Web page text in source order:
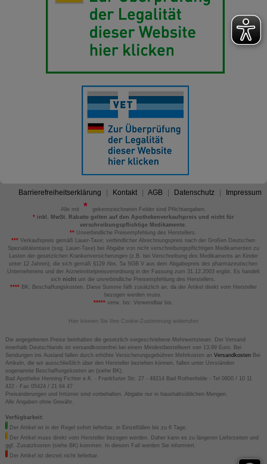
Barrierefreiheitserklärung Kontakt AGB Datenschutz Impressum
Alle mit
gekennzeichneten Felder sind Pflichtangaben.
*inkl. MwSt. Rabatte gelten auf den Apothekenverkaufspreis und nicht für
verschreibungspflichtige Medikamente.
** Unverbindliche Preisempfehlung des Herstellers.
*** Verkaufspreis gemäß Lauer-Taxe; verbindlicher Abrechnungspreis nach der Großen Deutschen
Spezialitätentaxe (sog. Lauer-Taxe) bei Abgabe von nicht verschreibungspflichtigen Medikamenten zu
Lasten der gesetzlichen Krankenversicherungen (z.B. bei Verschreibung des Medikaments an Kinder
unter 12 Jahren), die sich gemäß §129 Abs. 5a SGB V aus dem Abgabepreis des pharmazeutischen
Unternehmens und der Arzneimittelpreisverordnung in der Fassung zum 31.12.2003 ergibt. Es handelt
sich nicht um die unverbindliche Preisempfehlung des Herstellers.
****BK: Beschaffungskosten. Diese Summe fällt zusätzlich an, da der Artikel direkt vom Hersteller
bezogen werden muss.
*****verw. bis: Verwendbar bis.
Hier können Sie Ihre Cookie-Zustimmung widerrufen
Die angegebenen Preise beinhalten die gesetzlich vorgeschriebene Mehrwertsteuer. Der Versand
innerhalb Deutschlands ist versandkostenfrei bei einem Mindestbestellwert von 13,99 Euro. Bei
Sendungen ins Ausland fallen durch erhöhte Versicherungsgebühren Mehrkosten an VersandkostenBei
Artikeln, die wir ausschließlich über den Hersteller beziehen können, fallen unter Umständen
sogenannte Beschaffungskosten an (siehe BK).
Bad Apotheke Henning Fichter e.K. - Frankfurter Str. 27 - 49214 Bad Rothenfelde - Tel 0800 / 10 11
422 - Fax 05424 / 21 64 47
Preisänderungen und Irrtümer sind vorbehalten. Abgabe nur in haushaltsüblichen Mengen.
Alle Angaben ohne Gewähr.
Verfügbarkeit:
Der Artikel ist in der Regel sofort lieferbar, in Einzelfällen bis zu 6 Tage.
Der Artikel muss direkt vom Hersteller bezogen werden. Daher kann es zu längeren Lieferzeiten und
ggf. Zusatzkosten (siehe BK) kommen. In diesem Fall werden Sie informiert.
Der Artikel ist derzeit nicht lieferbar.